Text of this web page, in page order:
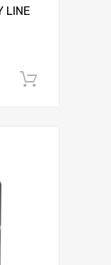
LINE